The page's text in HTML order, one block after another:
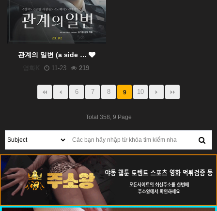
관계의 일변 (a side …
11-23 219
6 7 8 9 10
Total 358,9 Page